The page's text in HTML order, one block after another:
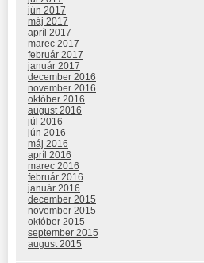
jún 2017
máj 2017
apríl 2017
marec 2017
február 2017
január 2017
december 2016
november 2016
október 2016
august 2016
júl 2016
jún 2016
máj 2016
apríl 2016
marec 2016
február 2016
január 2016
december 2015
november 2015
október 2015
september 2015
august 2015